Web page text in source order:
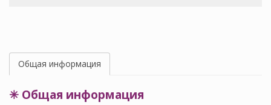
Общая информация
✳ Общая информация